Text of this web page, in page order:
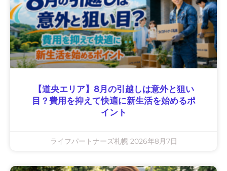
【道央エリア】8月の引越しは意外と狙い
目？費用を抑えて快適に新生活を始めるポ
イント
ライフパートナーズ札幌 2026年8月7日